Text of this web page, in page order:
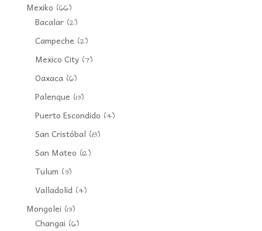
Mexiko (66)
Bacalar(2)
Campeche (2)
Mexico City(7)
Oaxaca(6)
Palenque (13)
Puerto Escondido (4)
San Cristóbal (8)
San Mateo (12)
Tulum (3)
Valladolid(4)
Mongolei (13)
Changai (6)